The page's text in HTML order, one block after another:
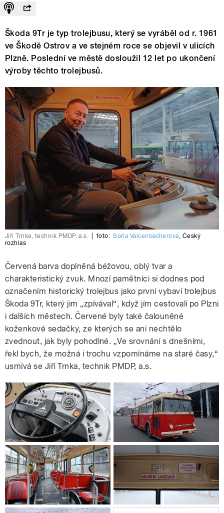
Škoda 9Tr je typ trolejbusu, který se vyráběl od r. 1961
ve Škodě Ostrov a ve stejném roce se objevil v ulicích
Plzně. Poslední ve městě dosloužil 12 let po ukončení
výroby těchto trolejbusů.
Jiří Trnka, technik PMDP, a.s. foto: Soňa Vaicenbacherová, Český
rozhlas
Červená barva doplněná béžovou, oblý tvar a
charakteristický zvuk. Mnozí pamětníci si dodnes pod
označením historický trolejbus jako první vybaví trolejbus
Škoda 9Tr, který jim „zpívával“, když jím cestovali po Plzni
i dalších městech. Červené byly také čalouněné
koženkové sedačky, ze kterých se ani nechtělo
zvednout, jak byly pohodlné. „Ve srovnání s dnešními,
řekl bych, že možná i trochu vzpomínáme na staré časy,“
usmívá se Jiří Trnka, technik PMDP, a.s.